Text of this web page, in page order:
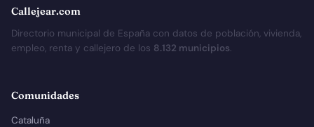
Callejear.com
Directorio municipal de España con datos de población, vivienda,
empleo, renta y callejero de los 8.132 municipios.
Comunidades
Cataluña